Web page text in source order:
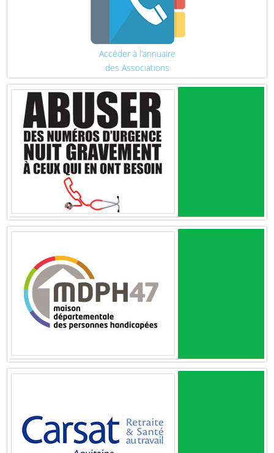
Accéder à l’annuaire
des Associations